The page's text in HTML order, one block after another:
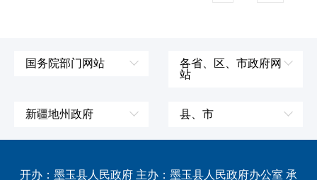
国务院部门网站
国防部
各省、区、市政府网
站
新疆地州政府
伊犁哈萨克自治州
县、市
皮山县
开办：墨玉县人民政府 主办：墨玉县人民政府办公室 承